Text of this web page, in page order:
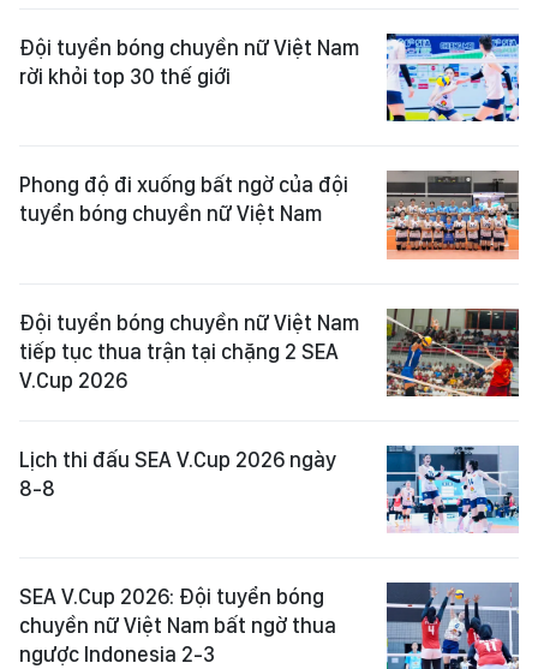
Đội tuyển bóng chuyền nữ Việt Nam
rời khỏi top 30 thế giới
Phong độ đi xuống bất ngờ của đội
tuyển bóng chuyền nữ Việt Nam
Đội tuyển bóng chuyền nữ Việt Nam
tiếp tục thua trận tại chặng 2 SEA
V.Cup 2026
Lịch thi đấu SEA V.Cup 2026 ngày
8-8
SEA V.Cup 2026: Đội tuyển bóng
chuyền nữ Việt Nam bất ngờ thua
ngược Indonesia 2-3